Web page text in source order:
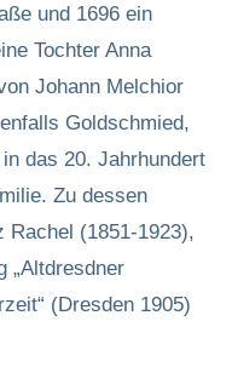
und 1696 ein
Tochter Anna
Johann Melchior
Goldschmied,
das 20. Jahrhundert
Zu dessen
Rachel (1851-1923),
„Altdresdner
(Dresden 1905)